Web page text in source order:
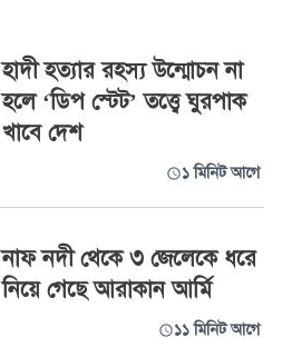
হাদী হত্যার রহস্য উন্মোচন না
হলে ‘ডিপ স্টেট’ তত্ত্বে ঘুরপাক
খাবে দেশ
১ মিনিট আগে
নাফ নদী থেকে ৩ জেলেকে ধরে
নিয়ে গেছে আরাকান আর্মি
১১ মিনিট আগে